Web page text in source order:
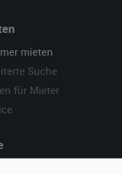
mieten
Suche
für Mieter